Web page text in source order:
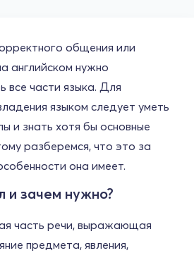
общения или
английском нужно
все части языка. Для
языком следует уметь
и знать хотя бы основные
разберемся, что это за
она имеет.
и зачем нужно?
часть речи, выражающая
предмета, явления,